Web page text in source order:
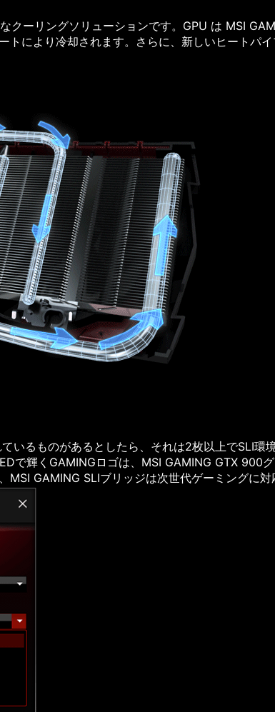
クーリングソリューションです。GPU は MSI
により冷却されます。さらに、新しいヒートパ
いるものがあるとしたら、それは2枚以上でSLI
で輝くGAMINGロゴは、MSI GAMING GTX 900
GAMING SLIブリッジは次世代ゲーミングに対